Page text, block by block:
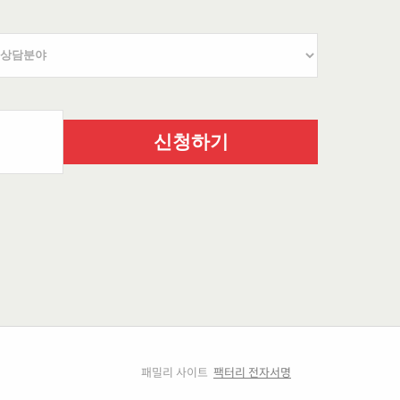
신청하기
패밀리 사이트 팩터리 전자서명